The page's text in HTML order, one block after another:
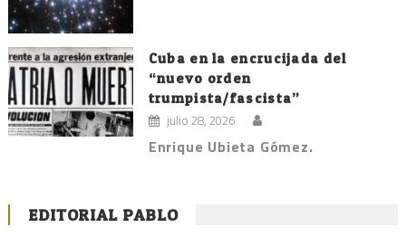
Cuba en la encrucijada del
“nuevo orden
trumpista/fascista”
julio 28, 2026
Enrique Ubieta Gómez.
EDITORIAL PABLO